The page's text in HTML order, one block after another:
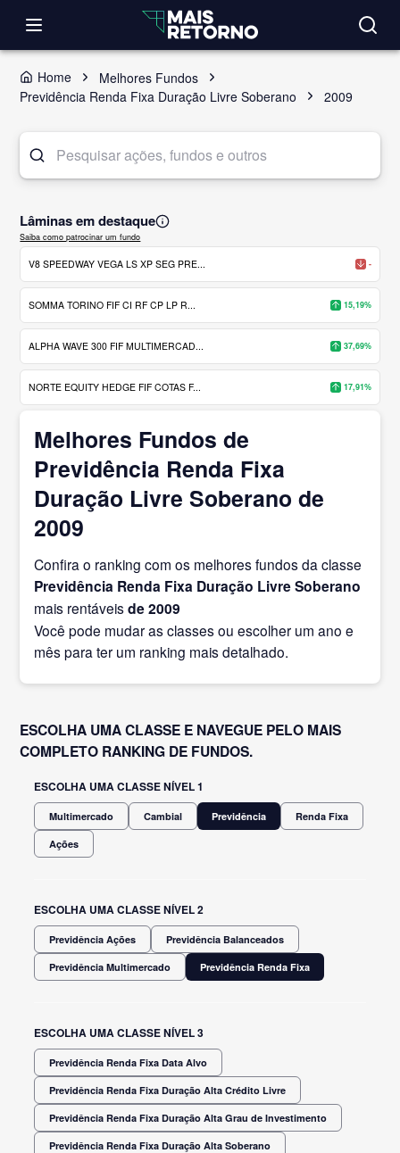
Home
Melhores Fundos
Previdência Renda Fixa Duração Livre Soberano
2009
Lâminas em destaque
Saiba como patrocinar um fundo
V8 SPEEDWAY VEGA LS XP SEG PRE... -
SOMMA TORINO FIF CI RF CP LP R... 15,19%
ALPHA WAVE 300 FIF MULTIMERCAD... 37,69%
NORTE EQUITY HEDGE FIF COTAS F... 17,91%
Melhores Fundos de
Previdência Renda Fixa
Duração Livre Soberano de
2009
Confira o ranking com os melhores fundos da classe
Previdência Renda Fixa Duração Livre Soberano
mais rentáveisde 2009
Você pode mudar as classes ou escolher um ano e
mês para ter um ranking mais detalhado.
ESCOLHA UMA CLASSE E NAVEGUE PELO MAIS
COMPLETO RANKING DE FUNDOS.
ESCOLHA UMA CLASSE NÍVEL 1
Multimercado Cambial Previdência Renda Fixa
Ações
ESCOLHA UMA CLASSE NÍVEL 2
Previdência Ações Previdência Balanceados
Previdência Multimercado Previdência Renda Fixa
ESCOLHA UMA CLASSE NÍVEL 3
Previdência Renda Fixa Data Alvo
Previdência Renda Fixa Duração Alta Crédito Livre
Previdência Renda Fixa Duração Alta Grau de Investimento
Previdência Renda Fixa Duração Alta Soberano